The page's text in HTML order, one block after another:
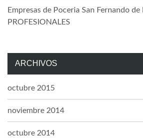
Empresas de Poceria San Fernando de
PROFESIONALES
ARCHIVOS
octubre 2015
noviembre 2014
octubre 2014